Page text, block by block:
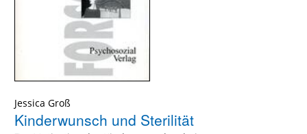
Jessica Groß
Kinderwunsch und Sterilität